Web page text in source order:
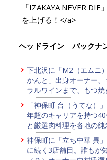
「IZAKAYA NEVER
を上げる！</a>
ヘッドライン バックナ
下北沢に「M2（エムニ
かんと」出身オーナー
ラルワインまで、もつ
「神保町 台（うてな）
年超のキャリアを持つ
と厳選肉料理を各地の
神保町に「立ち中華 異
に続く3店舗目。誰もが